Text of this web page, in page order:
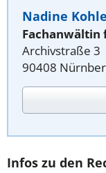
Nadine
Fachanwältin
Archivstraße 3
90408
Infos zu den